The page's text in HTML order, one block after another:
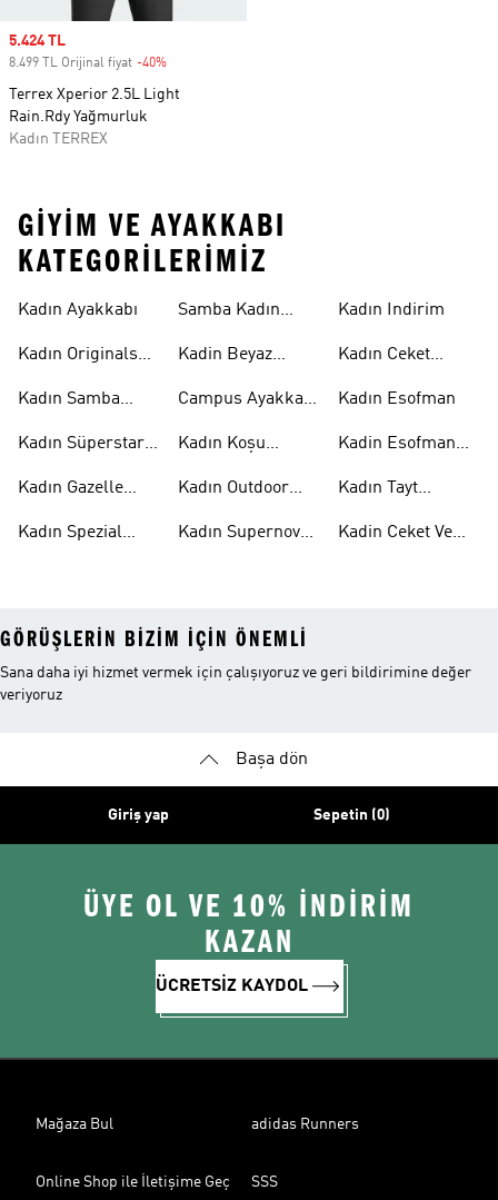
Sale price
5.424 TL
8.499 TL Orijinal fiyat -40%
Terrex Xperior 2.5L Light
Rain.Rdy Yağmurluk
Kadın TERREX
GIYIM VE AYAKKABI
KATEGORILERIMIZ
Kadın Ayakkabı
Kadın Originals
Kadın Samba
Kadın Süperstar
Kadın Gazelle
Kadın Spezial
Samba Kadın
Kadin Beyaz
Campus Ayakkabı
Kadın Koşu
Kadın Outdoor
Kadın Supernova
Kadın Indirim
Kadın Ceket
Kadın Esofman
Kadin Esofman
Kadın Tayt
Kadin Ceket Ve
GÖRÜŞLERIN BIZIM IÇIN ÖNEMLI
Sana daha iyi hizmet vermek için çalışıyoruz ve geri bildirimine değer
veriyoruz
Başa dön
Giriş yap Sepetin (0)
ÜYE OL VE 10% İNDİRİM
KAZAN
ÜCRETSİZ KAYDOL
Mağaza Bul adidas Runners
Online Shop ile İletişime Geç SSS